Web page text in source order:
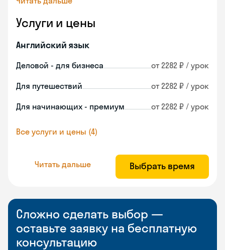
Услуги и цены
Английский язык
Деловой - для бизнеса от 2282 ₽ / урок
Для путешествий от 2282 ₽ / урок
Для начинающих - премиум от 2282 ₽ / урок
Все услуги и цены (4)
Читать дальше Выбрать время
Сложно сделать выбор —
оставьте заявку на бесплатную
консультацию